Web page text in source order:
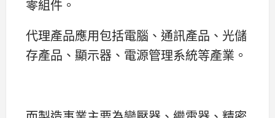
零組件。
代理產品應用包括電腦、通訊產品、光儲
存產品、顯示器、電源管理系統等產業。